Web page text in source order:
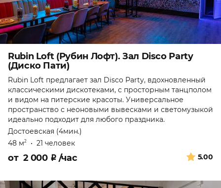
Rubin Loft (Рубин Лофт). Зал Disco Party
(Диско Пати)
Rubin Loft предлагает зал Disco Party, вдохновленный
классическими дискотеками, с просторным танцполом
и видом на питерские красоты. Универсальное
пространство с неоновыми вывесками и светомузыкой
идеально подходит для любого праздника.
Достоевская (4мин.)
48 м2 • 21 человек
5.00
от 2 000 ₽ /час